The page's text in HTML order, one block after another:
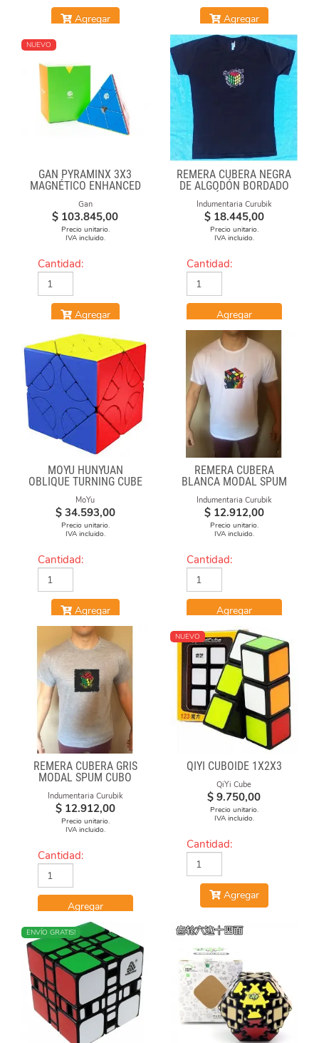
Agregar Agregar
NUEVO
GAN PYRAMINX 3X3
MAGNÉTICO ENHANCED
Gan
$ 103.845,00
Precio unitario.
IVA incluido.
Cantidad:
Agregar
REMERA CUBERA NEGRA
DE ALGODÓN BORDADO
"FÓRMULAS"
Indumentaria Curubik
$ 18.445,00
Precio unitario.
IVA incluido.
Cantidad:
Agregar
MOYU HUNYUAN
OBLIQUE TURNING CUBE
2 MIUP SKEWB
MoYu
$ 34.593,00
Precio unitario.
IVA incluido.
Cantidad:
Agregar
REMERA CUBERA
BLANCA MODAL SPUM
CUBO FUEGO
Indumentaria Curubik
$ 12.912,00
Precio unitario.
IVA incluido.
Cantidad:
Agregar
REMERA CUBERA GRIS
MODAL SPUM CUBO
Indumentaria Curubik
$ 12.912,00
Precio unitario.
IVA incluido.
Cantidad:
Agregar
NUEVO
QIYI CUBOIDE 1X2X3
QiYi Cube
$ 9.750,00
Precio unitario.
IVA incluido.
Cantidad:
Agregar
ENVÍO GRATIS!